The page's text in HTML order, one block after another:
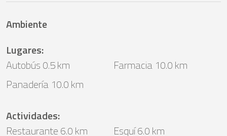
Ambiente
Lugares:
Autobús 0.5 km
Farmacia 10.0 km
Panadería 10.0 km
Actividades:
Restaurante 6.0 km
Esquí 6.0 km